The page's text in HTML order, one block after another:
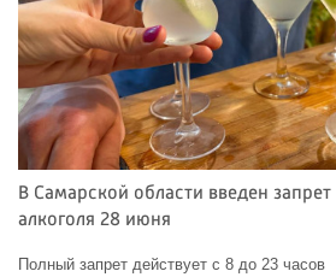
В Самарской области введен
алкоголя 28 июня
Полный запрет действует с 8 до 23 часов